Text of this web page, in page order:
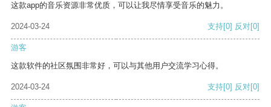
这款app的音乐资源非常优质，可以让我尽情享受音乐的魅力。
2024-03-24 支持[0] 反对[0]
游客
这款软件的社区氛围非常好，可以与其他用户交流学习心得。
2024-03-24 支持[0] 反对[0]